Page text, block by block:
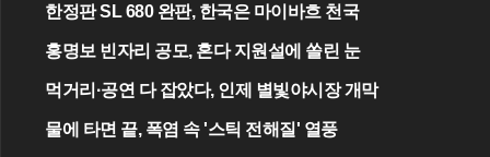
한정판 SL 680 완판, 한국은 마이바흐 천국
홍명보 빈자리 공모, 혼다 지원설에 쏠린 눈
먹거리·공연 다 잡았다, 인제 별빛야시장 개막
물에 타면 끝, 폭염 속 '스틱 전해질' 열풍